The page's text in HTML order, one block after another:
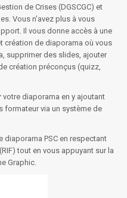
de Crises (DGSCGC) et
Vous n'avez plus à vous
Il vous donne accès à une
de diaporama où vous
supprimer des slides, ajouter
création préconçus (quizz,
votre diaporama en y ajoutant
formateur via un système de
diaporama PSC en respectant
tout en vous appuyant sur la
Graphic.